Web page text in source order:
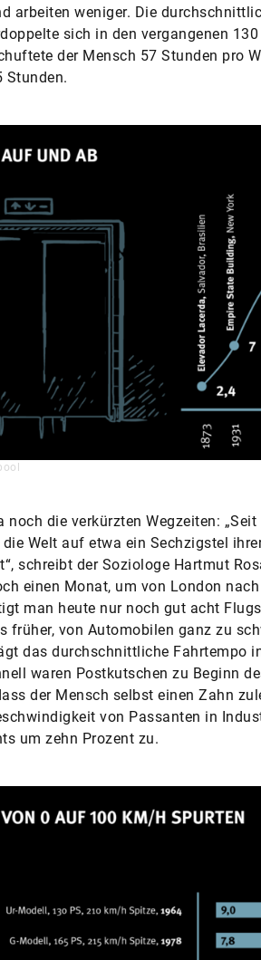
arbeiten weniger. Die
sich in den vergangenen
der Mensch 57 Stunden pro
Stunden.
noch die verkürzten Wegzeiten:
Welt auf etwa ein Sechzigstel
schreibt der Soziologe Hartmut
einen Monat, um von London nach
man heute nur noch gut acht
früher, von Automobilen ganz zu
das durchschnittliche Fahrtempo
waren Postkutschen zu Beginn
der Mensch selbst einen Zahn
von Passanten in
um zehn Prozent zu.